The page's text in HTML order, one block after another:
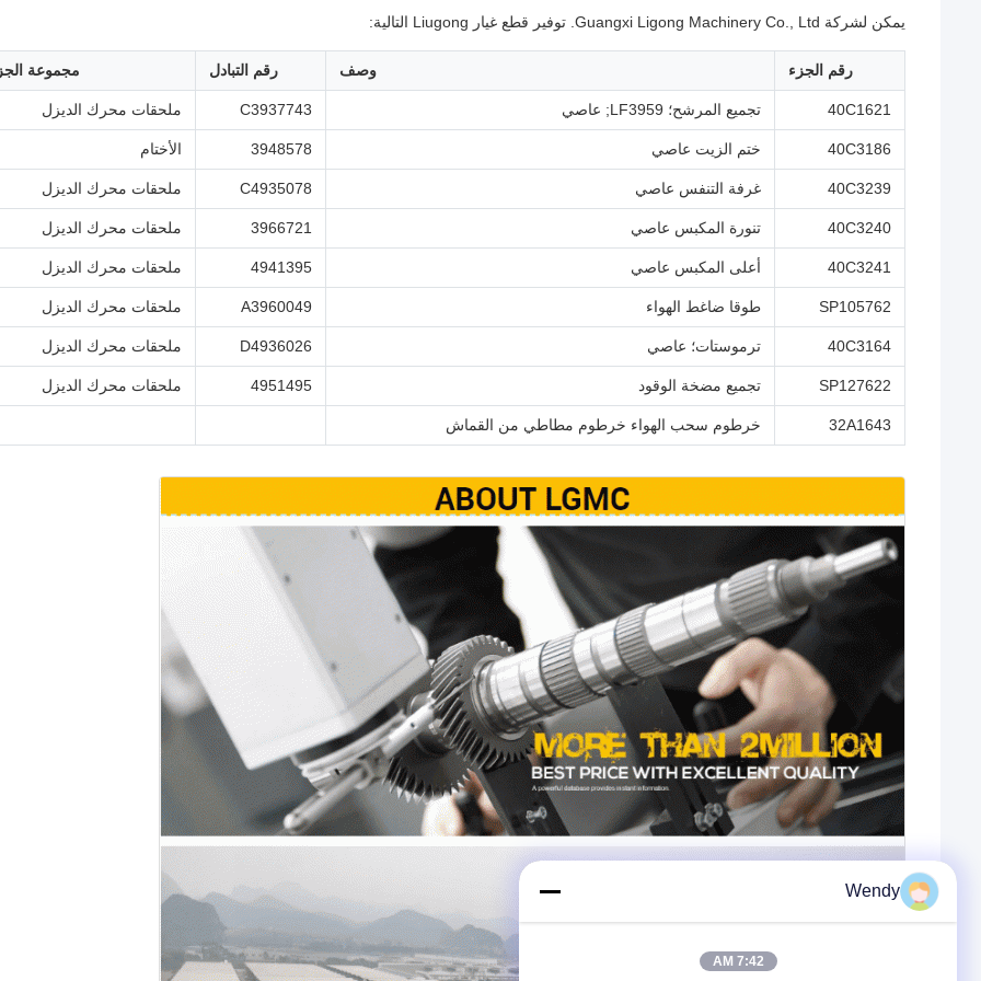
يمكن لشركة Guangxi Ligong Machinery Co., Ltd. توفير قطع غيار Liugong التالية:
رقم الجزء وصف رقم التبادل مجموعة
40C1621 تجميع المرشح؛ LF3959; عاصي C3937743 ملحقات محرك الديزل
40C3186 ختم الزيت عاصي 3948578 الأختام
40C3239 غرفة التنفس عاصي C4935078 ملحقات محرك الديزل
40C3240 تنورة المكبس عاصي 3966721 ملحقات محرك الديزل
40C3241 أعلى المكبس عاصي 4941395 ملحقات محرك الديزل
SP105762 طوقا ضاغط الهواء A3960049 ملحقات محرك الديزل
40C3164 ترموستات؛ عاصي D4936026 ملحقات محرك الديزل
SP127622 تجميع مضخة الوقود 4951495 ملحقات محرك الديزل
32A1643 خرطوم سحب الهواء خرطوم مطاطي من القماش
Wendy
7:42 AM